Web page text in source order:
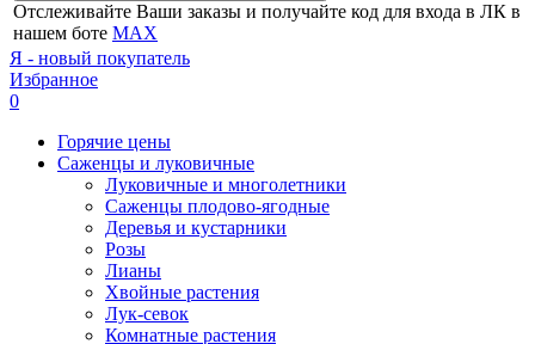
Отслеживайте Ваши заказы и получайте код для входа в ЛК в
нашем боте MAX
Я - новый покупатель
Избранное
0
Горячие цены
Саженцы и луковичные
Луковичные и многолетники
Саженцы плодово-ягодные
Деревья и кустарники
Розы
Лианы
Хвойные растения
Лук-севок
Комнатные растения